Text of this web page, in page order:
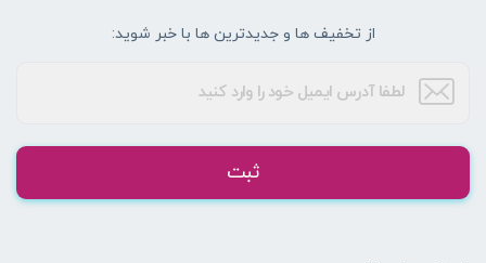
از تخفیف ها و جدیدترین ها با خبر شوید:
ثبت